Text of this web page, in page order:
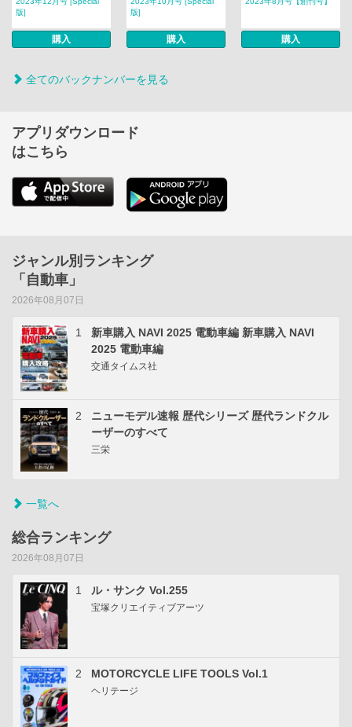
版]
購入
版]
購入 購入
全てのバックナンバーを見る
アプリダウンロード
はこちら
ジャンル別ランキング
「自動車」
2026年08月07日
1
新車購入 NAVI 2025 電動車編 新車購入 NAVI
2025 電動車編
交通タイムス社
2
ニューモデル速報 歴代シリーズ 歴代ランドクル
ーザーのすべて
三栄
一覧へ
総合ランキング
2026年08月07日
1 ル・サンク Vol.255
宝塚クリエイティブアーツ
2 MOTORCYCLE LIFE TOOLS Vol.1
ヘリテージ